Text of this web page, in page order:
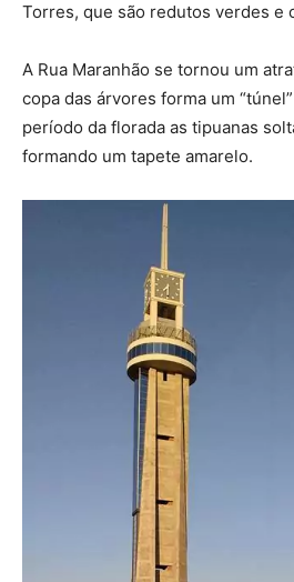
Torres, que são redutos verdes e
A Rua Maranhão se tornou um
copa das árvores forma um
período da florada as tipuanas
formando um tapete amarelo.